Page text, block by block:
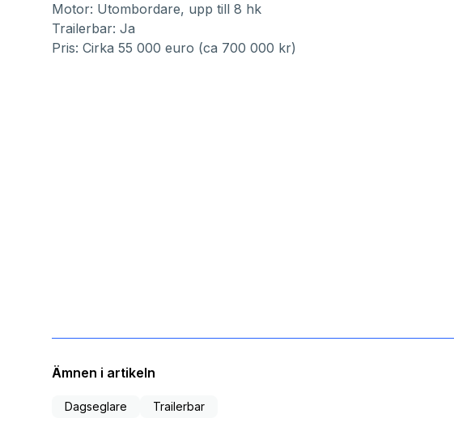
Motor: Utombordare, upp till 8 hk
Trailerbar: Ja
Pris: Cirka 55 000 euro (ca 700 000 kr)
Ämnen i artikeln
Dagseglare Trailerbar